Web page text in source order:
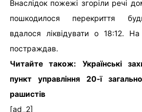
Внаслідок пожежі згоріли речі
пошкодилося перекриття
вдалося ліквідувати о 18:12.
постраждав.
Читайте також: Українські
пункт управління 20-ї
рашистів
[ad_2]